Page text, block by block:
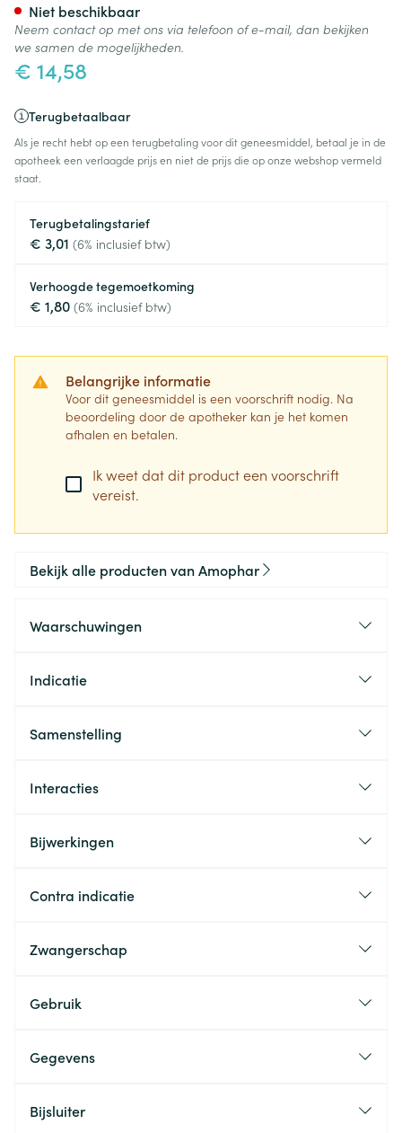
€ 14,58
Terugbetaalbaar
Als je recht hebt op een terugbetaling voor dit geneesmiddel, betaal je in de
apotheek een verlaagde prijs en niet de prijs die op onze webshop vermeld
staat.
Terugbetalingstarief
€ 3,01 (6% inclusief btw)
Verhoogde tegemoetkoming
€ 1,80 (6% inclusief btw)
Belangrijke informatie
Voor dit geneesmiddel is een voorschrift nodig. Na
beoordeling door de apotheker kan je het komen
afhalen en betalen.
Ik weet dat dit product een voorschrift
vereist.
Niet beschikbaar
Neem contact op met ons via telefoon of e-mail, dan bekijken
we samen de mogelijkheden.
Bekijk alle producten van Amophar
Waarschuwingen
Indicatie
Samenstelling
Interacties
Bijwerkingen
Contra indicatie
Zwangerschap
Gebruik
Gegevens
Bijsluiter